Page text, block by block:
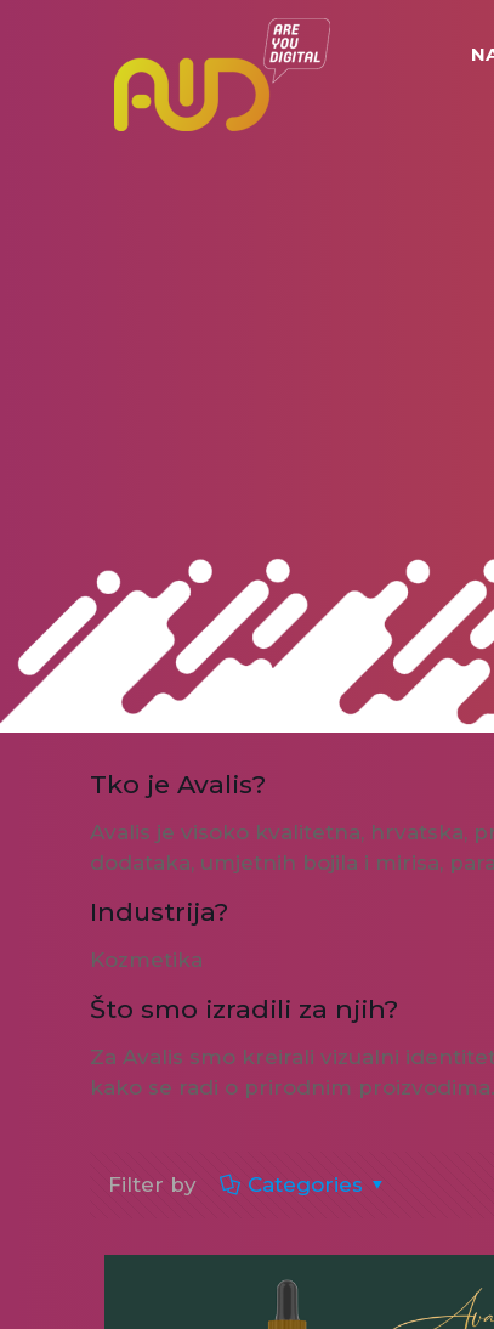
Tko je Avalis?
Avalis je visoko kvalitetna, hrvatska,
dodataka, umjetnih bojila i mirisa,
Industrija?
Kozmetika
Što smo izradili za njih?
Za Avalis smo kreirali vizualni
kako se radi o prirodnim
Filter by Categories